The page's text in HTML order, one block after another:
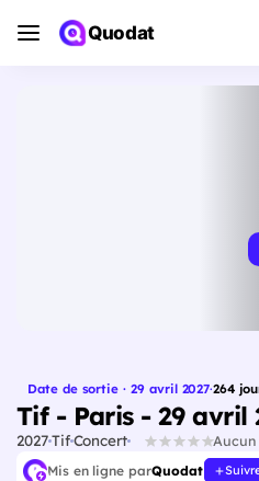
Quodat
Date de sortie · 29 avril 2027·264
Tif - Paris - 29 avril
2027TifConcert Aucun
Mis en ligne parQuodat